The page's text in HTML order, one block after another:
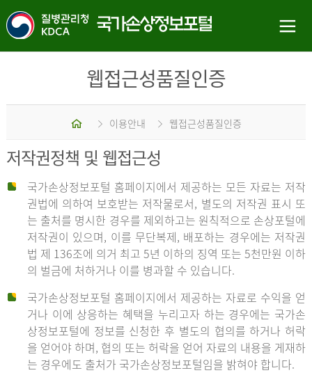
웹접근성품질인증
홈 이용안내 웹접근성품질인증
저작권정책 및 웹접근성
국가손상정보포털 홈페이지에서 제공하는 모든 자료는 저작
권법에 의하여 보호받는 저작물로서, 별도의 저작권 표시 또
는 출처를 명시한 경우를 제외하고는 원칙적으로 손상포털에
저작권이 있으며, 이를 무단복제, 배포하는 경우에는 저작권
법 제 136조에 의거 최고 5년 이하의 징역 또는 5천만원 이하
의 벌금에 처하거나 이를 병과할 수 있습니다.
국가손상정보포털 홈페이지에서 제공하는 자료로 수익을 얻
거나 이에 상응하는 혜택을 누리고자 하는 경우에는 국가손
상정보포털에 정보를 신청한 후 별도의 협의를 하거나 허락
을 얻어야 하며, 협의 또는 허락을 얻어 자료의 내용을 게재하
는 경우에도 출처가 국가손상정보포털임을 밝혀야 합니다.